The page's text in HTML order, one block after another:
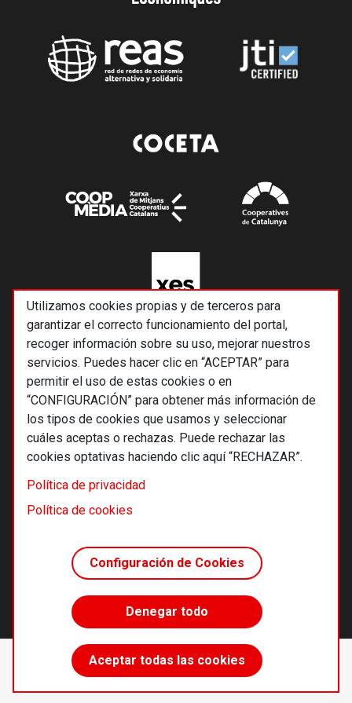
Utilizamos cookies propias y de terceros para
garantizar el correcto funcionamiento del portal,
recoger información sobre su uso, mejorar nuestros
servicios. Puedes hacer clic en “ACEPTAR” para
permitir el uso de estas cookies o en
“CONFIGURACIÓN” para obtener más información de
los tipos de cookies que usamos y seleccionar
cuáles aceptas o rechazas. Puede rechazar las
cookies optativas haciendo clic aquí “RECHAZAR”.
Política de privacidad
Política de cookies
Configuración de Cookies
Denegar todo
Aceptar todas las cookies
Accede sin límites
desde 55 €/año
Suscríbete
© 2026 Alternativas económicas SCCL
Footer
Términos y condiciones de uso
Política de cookies
Principios editoriales